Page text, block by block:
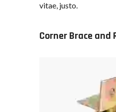
vitae, justo.
Corner Brace and